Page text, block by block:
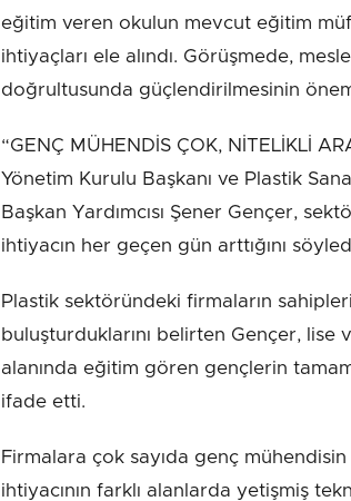
eğitim veren okulun mevcut eğitim
ihtiyaçları ele alındı. Görüşmede,
doğrultusunda güçlendirilmesinin
“GENÇ MÜHENDİS ÇOK, NİTELİKLİ
Yönetim Kurulu Başkanı ve Plastik
Başkan Yardımcısı Şener Gençer,
ihtiyacın her geçen gün arttığını
Plastik sektöründeki firmaların
buluşturduklarını belirten Gençer,
alanında eğitim gören gençlerin
ifade etti.
Firmalara çok sayıda genç
ihtiyacının farklı alanlarda yetişmiş